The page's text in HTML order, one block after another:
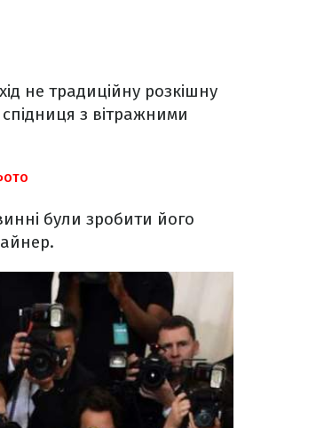
не традиційну розкішну
з вітражними
були зробити його